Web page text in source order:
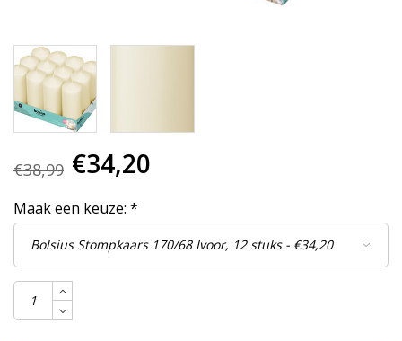
€38,99 €34,20
Maak een keuze: *